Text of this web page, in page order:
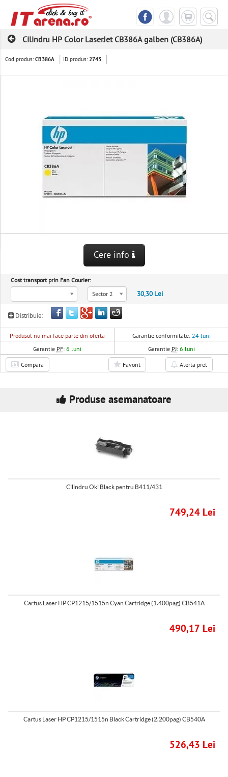
Cilindru HP Color LaserJet CB386A galben (CB386A)
Cod produs:CB386A ID produs:2743
Cere info
Cost transport prin Fan Courier:
Sector 2
30,30 Lei
Distribuie:
Produsul nu mai face parte din oferta Garantie conformitate: 24 luni
Garantie PF:6 luni Garantie PJ: 6 luni
Compara Favorit Alerta pret
Produse asemanatoare
Cilindru Oki Black pentru B411/431
749,24 Lei
Cartus Laser HP CP1215/1515n Cyan Cartridge (1.400pag) CB541A
490,17 Lei
Cartus Laser HP CP1215/1515n Black Cartridge (2.200pag) CB540A
526,43 Lei